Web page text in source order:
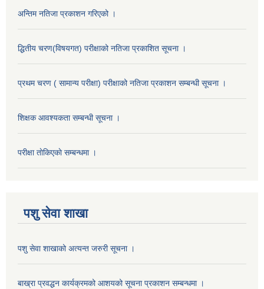
अन्तिम नतिजा प्रकाशन गरिएको ।
द्धितीय चरण(विषयगत) परीक्षाको नतिजा प्रकाशित सूचना ।
प्रथम चरण ( सामान्य परीक्षा) परीक्षाको नतिजा प्रकाशन सम्बन्धी सूचना ।
शिक्षक आवश्यकता सम्बन्धी सूचना ।
परीक्षा ताेकिएकाे सम्बन्धमा ।
पशु सेवा शाखा
पशु सेवा शाखाको अत्यन्त जरुरी सूचना ।
बाख्रा प्रवद्धन कार्यक्रमको आशयको सूचना प्रकाशन सम्बन्धमा ।